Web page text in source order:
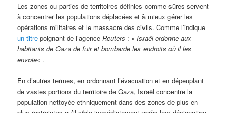
Les zones ou parties de territoires définies comme sûres servent
à concentrer les populations déplacées et à mieux gérer les
opérations militaires et le massacre des civils. Comme l’indique
un titre poignant de l’agenceReuters : « Israël ordonne aux
habitants de Gaza de fuir et bombarde les endroits où il les
envoie« .
En d’autres termes, en ordonnant l’évacuation et en dépeuplant
de vastes portions du territoire de Gaza, Israël concentre la
population nettoyée ethniquement dans des zones de plus en